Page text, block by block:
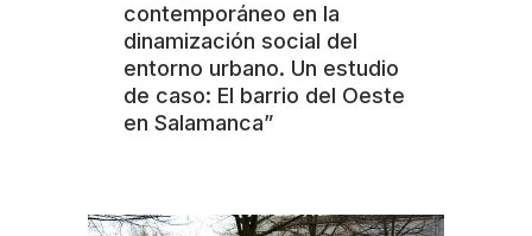
contemporáneo en la
dinamización social del
entorno urbano. Un estudio
de caso: El barrio del Oeste
en Salamanca”